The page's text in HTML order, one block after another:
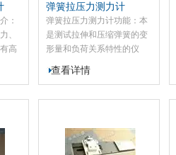
：
、
高
示
优
弹簧拉压力测力计
弹簧拉压力测力计功能：本
是测试拉伸和压缩弹簧的变
形量和负荷关系特性的仪
器。此款适用拉伸和压缩弹
簧的一定工作长度下的工作
查看详情